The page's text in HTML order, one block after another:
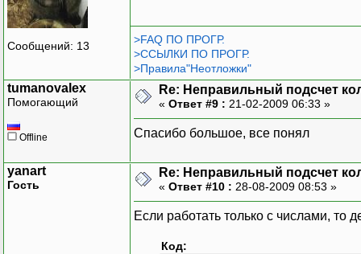
Сообщений: 13
>FAQ ПО ПРОГР.
>ССЫЛКИ ПО ПРОГР.
>Правила"Неотложки"
tumanovalex
Помогающий
Offline
Re: Неправильный подсчет
« Ответ #9 : 21-02-2009 06:33 »
Спасибо большое, все понял
yanart
Гость
Re: Неправильный подсчет
« Ответ #10 : 28-08-2009 08:53 »
Если работать только с числами, то
Код: